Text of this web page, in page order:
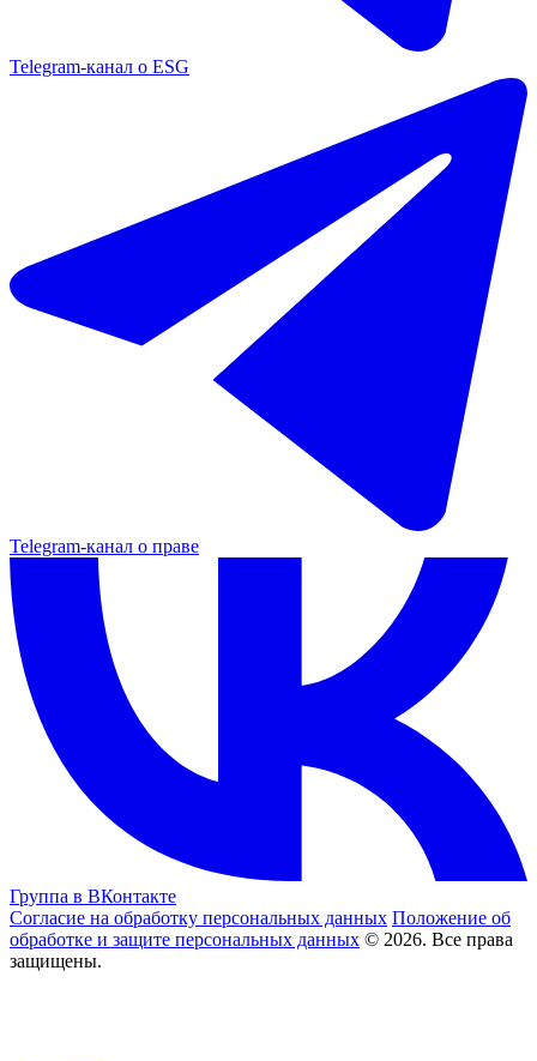
Telegram-канал о ESG
Telegram-канал о праве
Группа в ВКонтакте
Согласие на обработку персональных данных Положение об
обработке и защите персональных данных © 2026. Все права
защищены.